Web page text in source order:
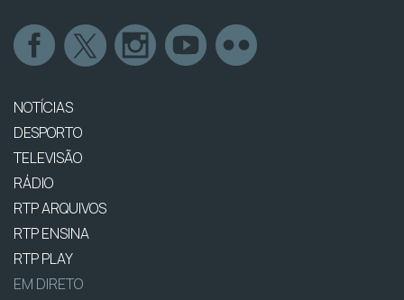
NOTÍCIAS
DESPORTO
TELEVISÃO
RÁDIO
RTP ARQUIVOS
RTP ENSINA
RTP PLAY
EM DIRETO